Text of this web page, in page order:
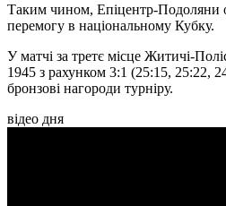
Таким чином, Епіцентр-Подоляни
перемогу в національному Кубку.
У матчі за третє місце Житичі-
1945 з рахунком 3:1 (25:15, 25:22,
бронзові нагороди турніру.
відео дня